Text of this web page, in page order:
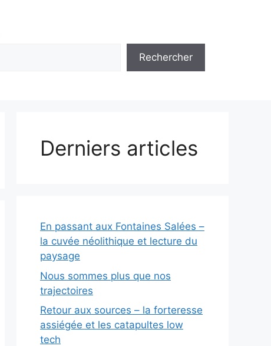
Rechercher
Derniers articles
En passant aux Fontaines Salées –
la cuvée néolithique et lecture du
paysage
Nous sommes plus que nos
trajectoires
Retour aux sources – la forteresse
assiégée et les catapultes low
tech